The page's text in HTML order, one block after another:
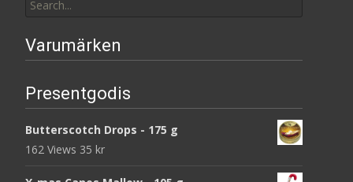
for:
Varumärken
Presentgodis
Butterscotch Drops - 175 g
162 Views 35 kr